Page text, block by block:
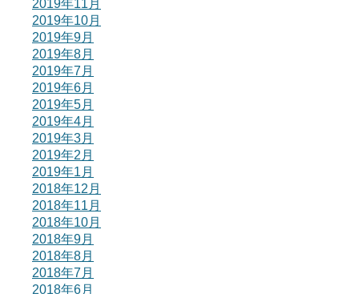
2019年11月
2019年10月
2019年9月
2019年8月
2019年7月
2019年6月
2019年5月
2019年4月
2019年3月
2019年2月
2019年1月
2018年12月
2018年11月
2018年10月
2018年9月
2018年8月
2018年7月
2018年6月